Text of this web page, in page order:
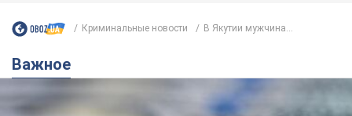
Криминальные новости В Якутии мужчина...
Важное